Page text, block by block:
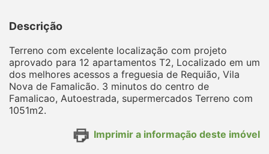
Descrição
Terreno com excelente localização com projeto
aprovado para 12 apartamentos T2, Localizado em um
dos melhores acessos a freguesia de Requião, Vila
Nova de Famalicão. 3 minutos do centro de
Famalicao, Autoestrada, supermercados Terreno com
1051m2.
Imprimir a informação deste imóvel